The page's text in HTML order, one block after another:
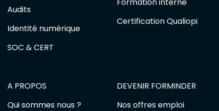
Audits
Identité numérique
SOC & CERT
Certification Qualiopi
A PROPOS
Qui sommes nous ?
DEVENIR FORMINDER
Nos offres emploi